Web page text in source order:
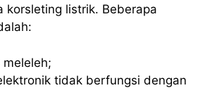
korsleting listrik. Beberapa
tidak berfungsi dengan